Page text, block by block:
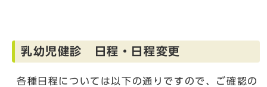
乳幼児健診 日程・日程変更
各種日程については以下の通りですので、ご確認の